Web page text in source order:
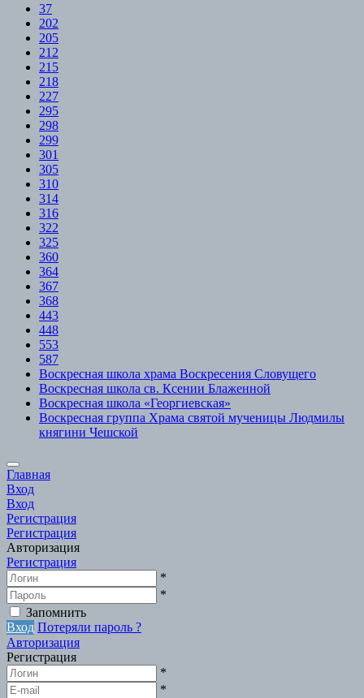
37
202
205
212
215
218
227
295
298
299
301
305
310
314
316
322
325
360
364
367
368
443
448
553
587
Воскресная школа храма Воскресения Словущего
Воскресная школа св. Ксении Блаженной
Воскресная школа «Георгиевская»
Воскресная группа Храма святой мученицы Людмилы
княгини Чешской
Scroll
to
Top
Главная
Вход
Вход
Регистрация
Регистрация
Авторизация
Регистрация
*
*
Запомнить
Вход Потеряли пароль ?
Авторизация
Регистрация
*
*